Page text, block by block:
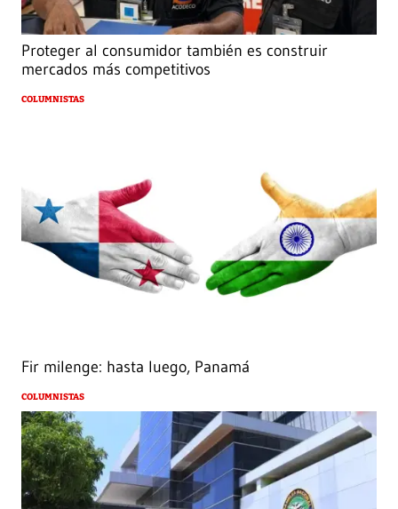
Proteger al consumidor también es construir
mercados más competitivos
COLUMNISTAS
Fir milenge: hasta luego, Panamá
COLUMNISTAS